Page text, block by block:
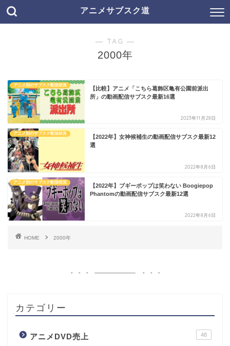
アニメサブスク道
― TAG ―
2000年
アニメ別のサブスク配信状況
【比較】アニメ「こちら葛飾区亀有公園前派出
所」の動画配信サブスク最新16選
2023年11月28日
アニメ別のサブスク配信状況
【2022年】女神候補生の動画配信サブスク最新12
選
2022年8月6日
アニメ別のサブスク配信状況
【2022年】ブギーポップは笑わない Boogiepop
Phantomの動画配信サブスク最新12選
2022年8月6日
HOME 2000年
カテゴリー
アニメDVD売上 48